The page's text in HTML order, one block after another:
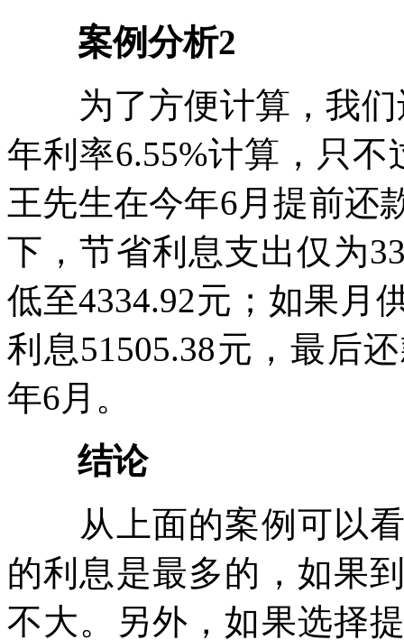
案例分析2
为了方便计算，我们
年利率6.55%计算，只
王先生在今年6月提前还
下，节省利息支出仅为
低至4334.92元；如果月
利息51505.38元，最后
年6月。
结论
从上面的案例可以看
的利息是最多的，如果
不大。另外，如果选择